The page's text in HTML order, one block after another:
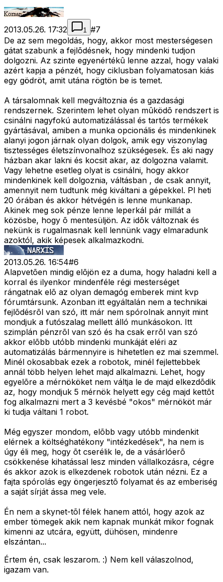
2013.05.26. 17:32 1 #7
De az sem megoldás, hogy, akkor most mesterségesen
gátat szabunk a fejlõdésnek, hogy mindenki tudjon
dolgozni. Az szinte egyenértékû lenne azzal, hogy valaki
azért kapja a pénzét, hogy ciklusban folyamatosan kiás
egy gödröt, amit utána rögtön be is temet.
A társalomnak kell megváltoznia és a gazdasági
rendszernek. Szerintem lehet olyan mûködõ rendszert is
csinálni nagyfokú automatizálással és tartós termékek
gyártásával, amiben a munka opcionális és mindenkinek
alanyi jogon járnak olyan dolgok, amik egy viszonylag
tisztességes életszínvonalhoz szükségesek. És aki nagy
házban akar lakni és kocsit akar, az dolgozna valamit.
Vagy lehetne esetleg olyat is csinálni, hogy akkor
mindenkinek kell dolgoznia, váltásban , de csak annyit,
amennyit nem tudtunk még kiváltani a gépekkel. Pl heti
20 órában és akkor hétvégén is lenne munkanap.
Akinek meg sok pénze lenne leperkál pár millát a
közösbe, hogy õ mentesüljön. Az idõk változnak és
nekünk is rugalmasnak kell lennünk vagy elmaradunk
azoktól, akik képesek alkalmazkodni.
2013.05.26. 16:54#6
Alapvetõen mindig elõjön ez a duma, hogy haladni kell a
korral és ilyenkor mindenféle régi mesterséget
rángatnak elõ az olyan demagóg emberek mint kvp
fórumtársunk. Azonban itt egyáltalán nem a technikai
fejlõdésrõl van szó, itt már nem spórolnak annyit mint
mondjuk a futószalag mellett álló munkásokon. Itt
szimplán pénzrõl van szó és ha csak errõl van szó
akkor elõbb utóbb mindenki munkáját eléri az
automatizálás bármennyire is hihetetlen ez mai szemmel.
Minél okosabbak ezek a robotok, minél fejlettebbek
annál több helyen lehet majd alkalmazni. Lehet, hogy
egyelõre a mérnököket nem váltja le de majd elkezdõdik
az, hogy mondjuk 5 mérnök helyett egy cég majd kettõt
fog alkalmazni mert a 3 kevésbé "okos" mérnököt már
ki tudja váltani 1 robot.
Még egyszer mondom, elõbb vagy utóbb mindenkit
elérnek a költséghatékony "intézkedések", ha nem is
úgy éli meg, hogy õt cserélik le, de a vásárlóerõ
csökkenése kihatással lesz minden vállalkozásra, cégre
és akkor azok is elkezdenek robotok után nézni. Ez a
fajta spórolás egy öngerjesztõ folyamat és az emberiség
a saját sírját ássa meg vele.
Én nem a skynet-tõl félek hanem attól, hogy azok az
ember tömegek akik nem kapnak munkát mikor fognak
kimenni az utcára, együtt, dühösen, mindenre
elszántan...
Értem én, csak leszarom. :) Nem kell válaszolnod,
igazam van.